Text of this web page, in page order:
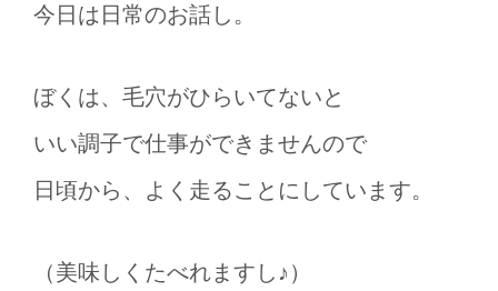
今日は日常のお話し。
ぼくは、毛穴がひらいてないと
いい調子で仕事ができませんので
日頃から、よく走ることにしています。
（美味しくたべれますし♪）